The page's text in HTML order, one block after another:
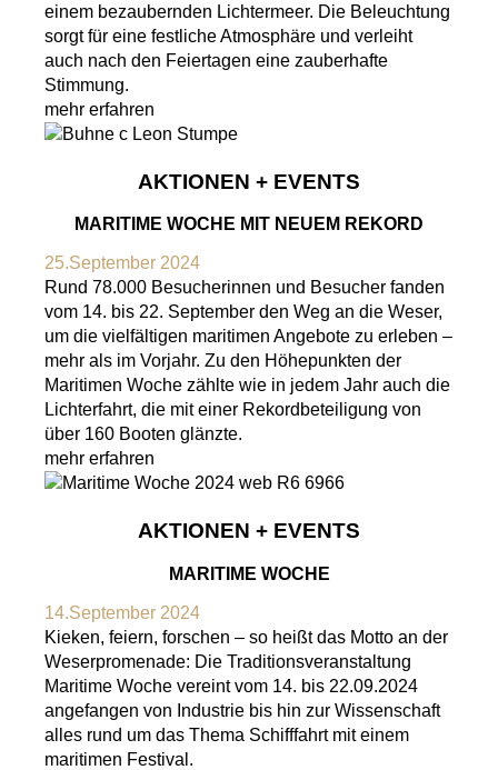
einem bezaubernden Lichtermeer. Die Beleuchtung
sorgt für eine festliche Atmosphäre und verleiht
auch nach den Feiertagen eine zauberhafte
Stimmung.
mehr erfahren
AKTIONEN + EVENTS
MARITIME WOCHE MIT NEUEM REKORD
25.September 2024
Rund 78.000 Besucherinnen und Besucher fanden
vom 14. bis 22. September den Weg an die Weser,
um die vielfältigen maritimen Angebote zu erleben –
mehr als im Vorjahr. Zu den Höhepunkten der
Maritimen Woche zählte wie in jedem Jahr auch die
Lichterfahrt, die mit einer Rekordbeteiligung von
über 160 Booten glänzte.
mehr erfahren
AKTIONEN + EVENTS
MARITIME WOCHE
14.September 2024
Kieken, feiern, forschen – so heißt das Motto an der
Weserpromenade: Die Traditionsveranstaltung
Maritime Woche vereint vom 14. bis 22.09.2024
angefangen von Industrie bis hin zur Wissenschaft
alles rund um das Thema Schifffahrt mit einem
maritimen Festival.